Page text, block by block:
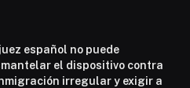
español no puede
el dispositivo contra
irregular y exigir a